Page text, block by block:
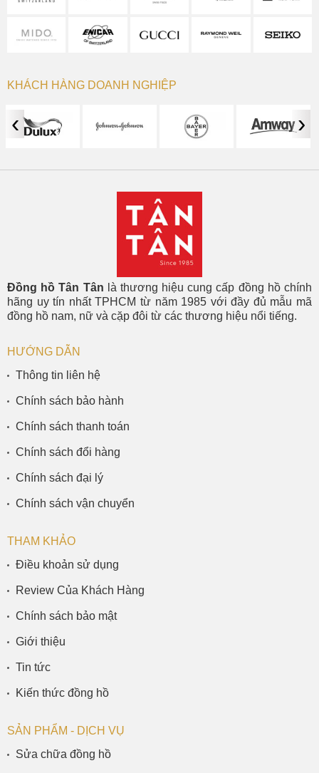
KHÁCH HÀNG DOANH NGHIỆP
‹ ›
Đồng hồ Tân Tân là thương hiệu cung cấp đồng hồ chính
hãng uy tín nhất TPHCM từ năm 1985 với đầy đủ mẫu mã
đồng hồ nam, nữ và cặp đôi từ các thương hiệu nổi tiếng.
HƯỚNG DẪN
Thông tin liên hệ
Chính sách bảo hành
Chính sách thanh toán
Chính sách đổi hàng
Chính sách đại lý
Chính sách vận chuyển
THAM KHẢO
Điều khoản sử dụng
Review Của Khách Hàng
Chính sách bảo mật
Giới thiệu
Tin tức
Kiến thức đồng hồ
SẢN PHẨM - DỊCH VỤ
Sửa chữa đồng hồ